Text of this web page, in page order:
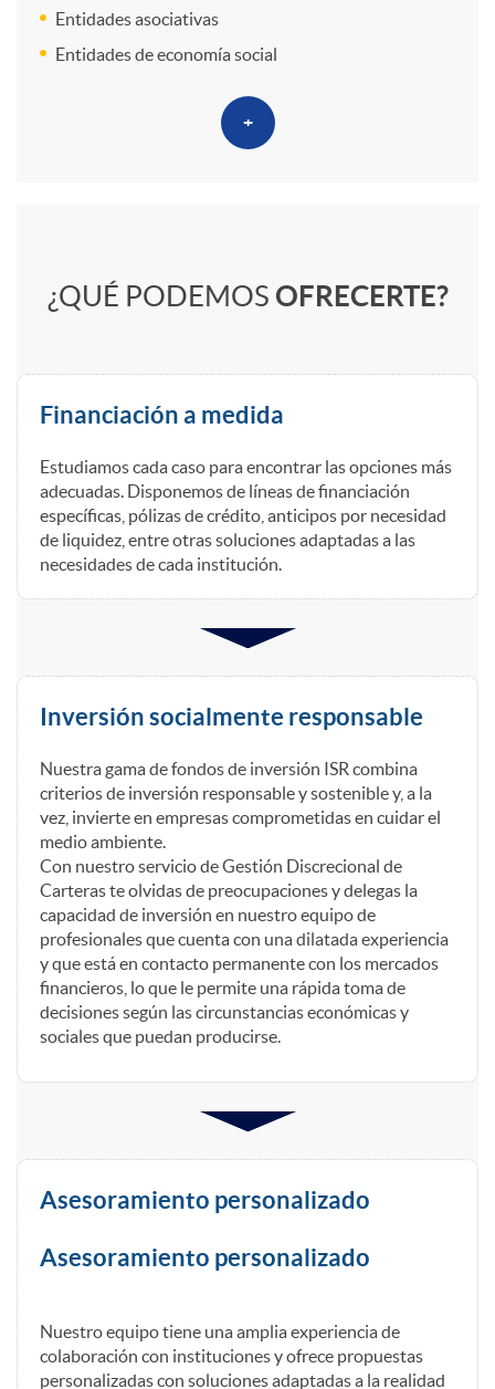
Entidades asociativas
Entidades de economía social
+
e
o
f
r
e
c
e
m
o
s
i
n
s
¿QUÉ PODEMOS OFRECERTE?
Financiación a medida
Estudiamos cada caso para encontrar las opciones más
adecuadas. Disponemos de líneas de financiación
específicas, pólizas de crédito, anticipos por necesidad
de liquidez, entre otras soluciones adaptadas a las
necesidades de cada institución.
Inversión socialmente responsable
Nuestra gama de fondos de inversión ISR combina
criterios de inversión responsable y sostenible y, a la
vez, invierte en empresas comprometidas en cuidar el
medio ambiente.
Con nuestro servicio de Gestión Discrecional de
Carteras te olvidas de preocupaciones y delegas la
capacidad de inversión en nuestro equipo de
profesionales que cuenta con una dilatada experiencia
y que está en contacto permanente con los mercados
financieros, lo que le permite una rápida toma de
decisiones según las circunstancias económicas y
sociales que puedan producirse.
Asesoramiento personalizado
Asesoramiento personalizado
Nuestro equipo tiene una amplia experiencia de
colaboración con instituciones y ofrece propuestas
personalizadas con soluciones adaptadas a la realidad